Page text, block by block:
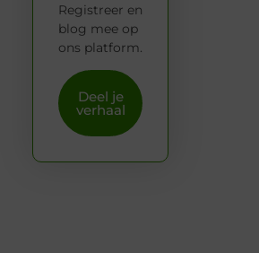
Registreer en
blog mee op
ons platform.
Deel je
verhaal